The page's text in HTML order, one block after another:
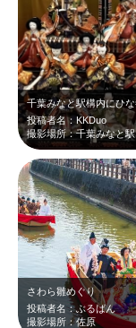
投稿者名：KKDuo
撮影場所：千葉みなと駅
さわら雛めぐり
投稿者名：ぶるばん
撮影場所：佐原